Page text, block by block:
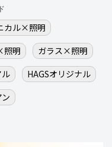
カル×照明
明
ガラス×照明
HAGSオリジナル